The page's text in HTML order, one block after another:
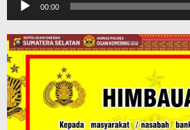
00:00